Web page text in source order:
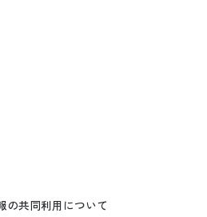
の共同利用について